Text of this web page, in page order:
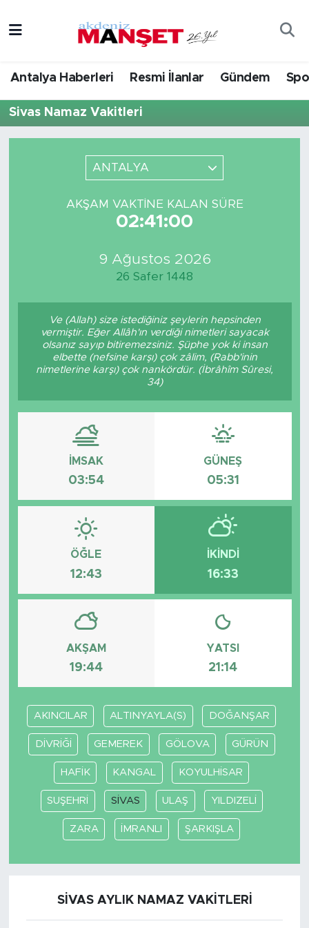
Antalya Haberleri Resmi İlanlar Gündem
Sivas Namaz Vakitleri
ANTALYA
AKŞAM VAKTINE KALAN SÜRE
02:41:00
9 Ağustos 2026
26 Safer 1448
Ve (Allah) size istediğiniz şeylerin hepsinden
vermiştir. Eğer Allâh'ın verdiği nimetleri sayacak
olsanız sayıp bitiremezsiniz. Şüphe yok ki insan
elbette (nefsine karşı) çok zâlim, (Rabb'inin
nimetlerine karşı) çok nankördür. (İbrâhîm Sûresi,
34)
İMSAK
03:54
GÜNEŞ
05:31
ÖĞLE
12:43
İKINDI
16:33
AKŞAM
19:44
YATSI
21:14
AKINCILAR ALTINYAYLA(S) DOĞANŞAR
DİVRİĞİ GEMEREK GÖLOVA GÜRÜN
HAFİK KANGAL KOYULHİSAR
SUŞEHRİ SİVAS ULAŞ YILDIZELİ
ZARA İMRANLI ŞARKIŞLA
SİVAS AYLIK NAMAZ VAKITLERI
Bilim & Teknoloji
Ekonomi
Magazin
Özel Haber
Politika
Resmi İlanlar
Sağlık
Spor
Turizm
Antalya Hava Durumu
Antalya Trafik Yoğunluk Haritası
Tüm Manşetler
Son Dakika Haberleri